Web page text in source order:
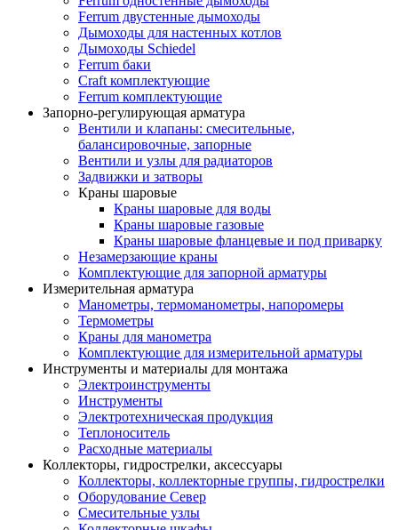
Ferrum двустенные дымоходы
Дымоходы для настенных котлов
Дымоходы Schiedel
Ferrum баки
Craft комплектующие
Ferrum комплектующие
Запорно-регулирующая арматура
Вентили и клапаны: смесительные,
балансировочные, запорные
Вентили и узлы для радиаторов
Задвижки и затворы
Краны шаровые
Краны шаровые для воды
Краны шаровые газовые
Краны шаровые фланцевые и под приварку
Незамерзающие краны
Комплектующие для запорной арматуры
Измерительная арматура
Манометры, термоманометры, напоромеры
Термометры
Краны для манометра
Комплектующие для измерительной арматуры
Инструменты и материалы для монтажа
Электроинструменты
Инструменты
Электротехническая продукция
Теплоноситель
Расходные материалы
Коллекторы, гидрострелки, аксессуары
Коллекторы, коллекторные группы, гидрострелки
Оборудование Север
Смесительные узлы